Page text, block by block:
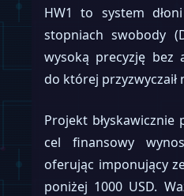
HW1 to system
stopniach swobody
wysoką precyzję bez
do której przyzwyczaił
Projekt błyskawicznie
cel finansowy
oferując imponujący
poniżej 1000 USD.